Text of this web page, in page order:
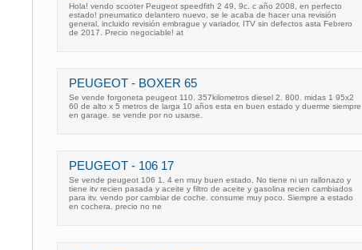
Hola! vendo scooter Peugeot speedfith 2 49, 9c. c año 2008, en perfecto
estado! pneumatico delantero nuevo, se le acaba de hacer una revisión
general, incluido revisión embrague y variador, ITV sin defectos asta Febrero
de 2017. Precio negociable! at
PEUGEOT - BOXER 65
Se vende forgoneta peugeot 110. 357kilometros diesel 2. 800. midas 1 95x2
60 de alto x 5 metros de larga 10 años esta en buen estado y duerme siempre
en garage. se vende por no usarse.
PEUGEOT - 106 17
Se vende peugeot 106 1. 4 en muy buen estado. No tiene ni un rallonazo y
tiene itv recien pasada y aceite y filtro de aceite y gasolina recien cambiados
para itv. vendo por cambiar de coche. consume muy poco. Siempre a estado
en cochera. precio no ne